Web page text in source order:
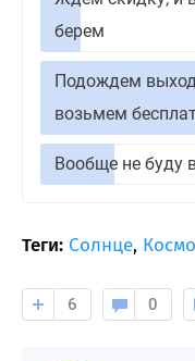
берем
Подождем
возьмем
Вообще не буду
Теги: Солнце,
6 0